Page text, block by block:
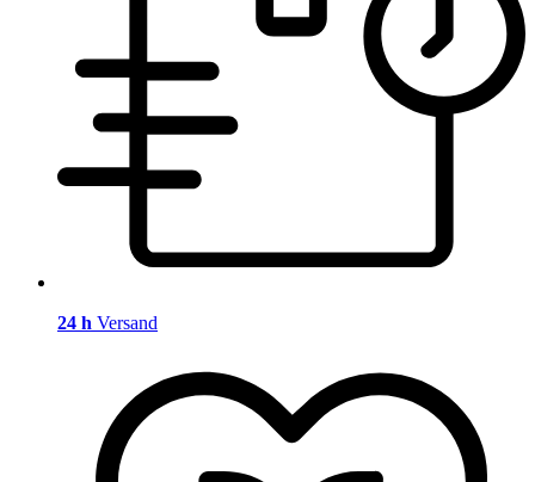
24 h Versand